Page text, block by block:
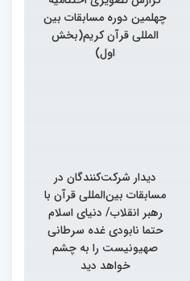
چهلمین دوره مسابقات بین
المللی قرآن کریم(بخش
اول)
دیدار شرکت‌کنندگان در
مسابقات بین‌المللی قرآن با
رهبر انقلاب/ دنیای اسلام
حتما نابودی غده سرطانی
صهیونیست را به چشم
خواهد دید